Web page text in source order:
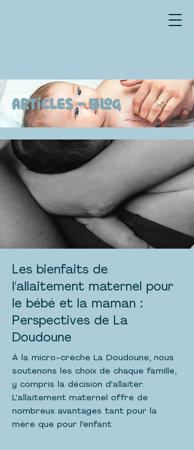
Articles - Blog
Les bienfaits de
l'allaitement maternel pour
le bébé et la maman :
Perspectives de La
Doudoune
À la micro-crèche La Doudoune, nous
soutenons les choix de chaque famille,
y compris la décision d'allaiter.
L'allaitement maternel offre de
nombreux avantages tant pour la
mère que pour l'enfant.